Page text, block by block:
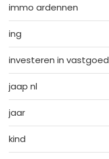
immo ardennen
ing
investeren in vastgoed
jaap nl
jaar
kind